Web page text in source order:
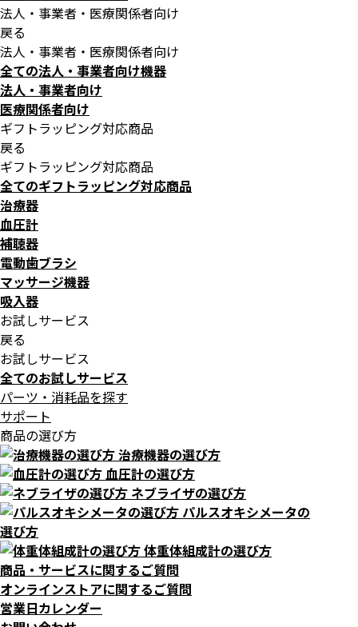
法人・事業者・医療関係者向け
戻る
法人・事業者・医療関係者向け
全ての法人・事業者向け機器
法人・事業者向け
医療関係者向け
ギフトラッピング対応商品
戻る
ギフトラッピング対応商品
全てのギフトラッピング対応商品
治療器
血圧計
補聴器
電動歯ブラシ
マッサージ機器
吸入器
お試しサービス
戻る
お試しサービス
全てのお試しサービス
パーツ・消耗品を探す
サポート
商品の選び方
治療機器の選び方
血圧計の選び方
ネブライザの選び方
パルスオキシメータの
選び方
体重体組成計の選び方
商品・サービスに関するご質問
オンラインストアに関するご質問
営業日カレンダー